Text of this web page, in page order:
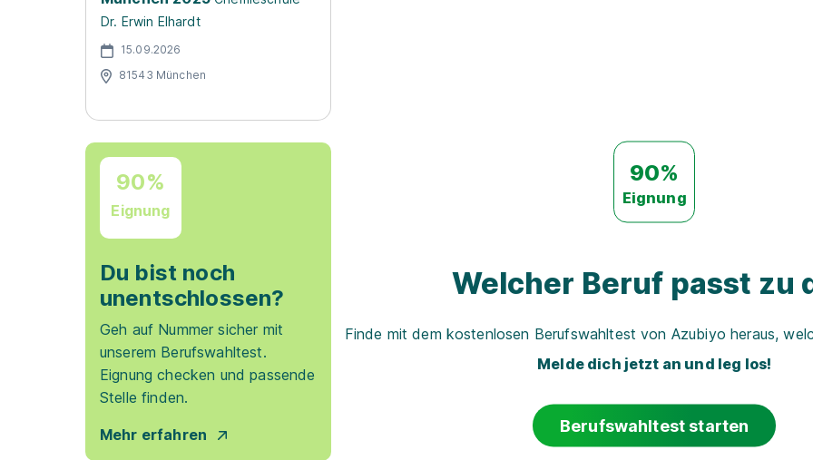
Dr. Erwin Elhardt
15.09.2026
81543 München
90%
Eignung
Du bist noch
unentschlossen?
Geh auf Nummer sicher mit
unserem Berufswahltest.
Eignung checken und passende
Stelle finden.
Mehr erfahren
90%
Eignung
Welcher Beruf passt zu
Finde mit dem kostenlosen Berufswahltest von Azubiyo heraus,
Melde dich jetzt an und leg los!
Berufswahltest starten